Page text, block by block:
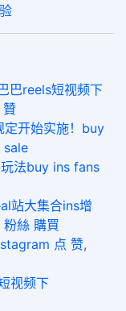
巴reels短视频下
贊
定开始实施！buy
sale
法buy ins fans
站大集合ins增
絲 購買
点 赞,
视频下